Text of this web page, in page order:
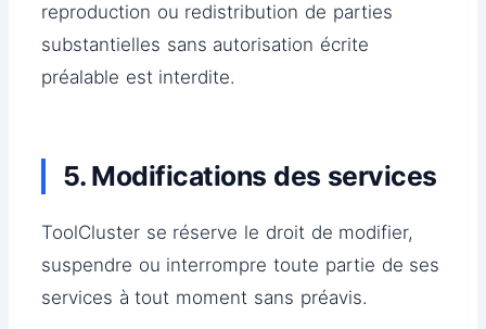
reproduction ou redistribution de parties
substantielles sans autorisation écrite
préalable est interdite.
5. Modifications des services
ToolCluster se réserve le droit de modifier,
suspendre ou interrompre toute partie de ses
services à tout moment sans préavis.